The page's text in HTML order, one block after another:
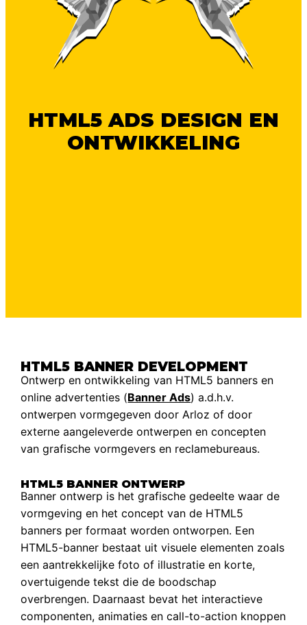
HTML5 ADS DESIGN EN
ONTWIKKELING
HTML5 BANNER DEVELOPMENT
Ontwerp en ontwikkeling van HTML5 banners en
online advertenties (Banner Ads) a.d.h.v.
ontwerpen vormgegeven door Arloz of door
externe aangeleverde ontwerpen en concepten
van grafische vormgevers en reclamebureaus.
HTML5 BANNER ONTWERP
Banner ontwerp is het grafische gedeelte waar de
vormgeving en het concept van de HTML5
banners per formaat worden ontworpen. Een
HTML5-banner bestaat uit visuele elementen zoals
een aantrekkelijke foto of illustratie en korte,
overtuigende tekst die de boodschap
overbrengen. Daarnaast bevat het interactieve
componenten, animaties en call-to-action knoppen